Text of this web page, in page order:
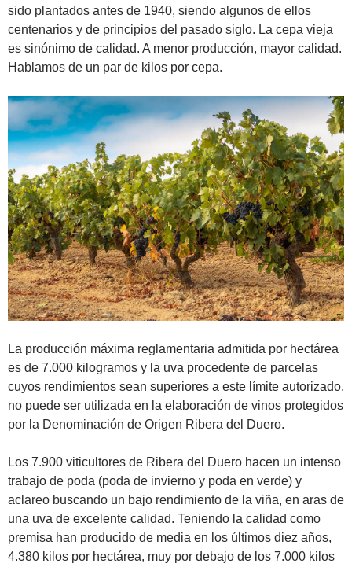
sido plantados antes de 1940, siendo algunos de ellos
centenarios y de principios del pasado siglo. La cepa vieja
es sinónimo de calidad. A menor producción, mayor calidad.
Hablamos de un par de kilos por cepa.
La producción máxima reglamentaria admitida por hectárea
es de 7.000 kilogramos y la uva procedente de parcelas
cuyos rendimientos sean superiores a este límite autorizado,
no puede ser utilizada en la elaboración de vinos protegidos
por la Denominación de Origen Ribera del Duero.
Los 7.900 viticultores de Ribera del Duero hacen un intenso
trabajo de poda (poda de invierno y poda en verde) y
aclareo buscando un bajo rendimiento de la viña, en aras de
una uva de excelente calidad. Teniendo la calidad como
premisa han producido de media en los últimos diez años,
4.380 kilos por hectárea, muy por debajo de los 7.000 kilos